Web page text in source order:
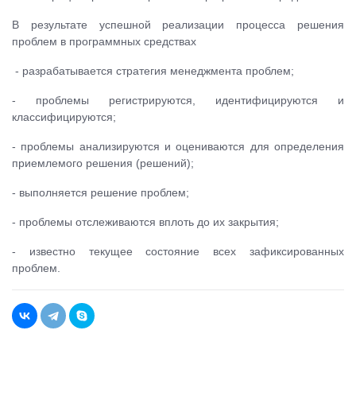
В результате успешной реализации процесса решения
проблем в программных средствах
- разрабатывается стратегия менеджмента проблем;
- проблемы регистрируются, идентифицируются и
классифицируются;
- проблемы анализируются и оцениваются для определения
приемлемого решения (решений);
- выполняется решение проблем;
- проблемы отслеживаются вплоть до их закрытия;
- известно текущее состояние всех зафиксированных
проблем.